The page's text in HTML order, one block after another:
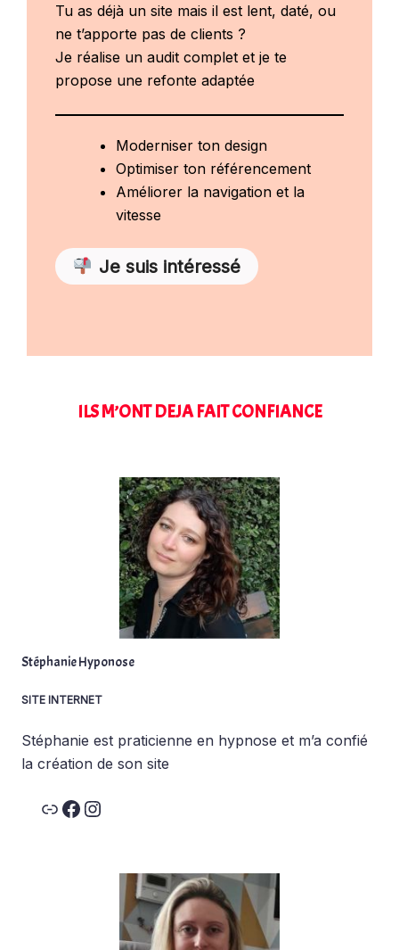
Tu as déjà un site mais il est lent, daté, ou
ne t’apporte pas de clients ?
Je réalise un audit complet et je te
propose une refonte adaptée
Moderniser ton design
Optimiser ton référencement
Améliorer la navigation et la
vitesse
Je suis intéressé
ILS M’ONT DEJA FAIT CONFIANCE
Stéphanie Hyponose
SITE INTERNET
Stéphanie est praticienne en hypnose et m’a confié
la création de son site
LinkFacebook
Instagram